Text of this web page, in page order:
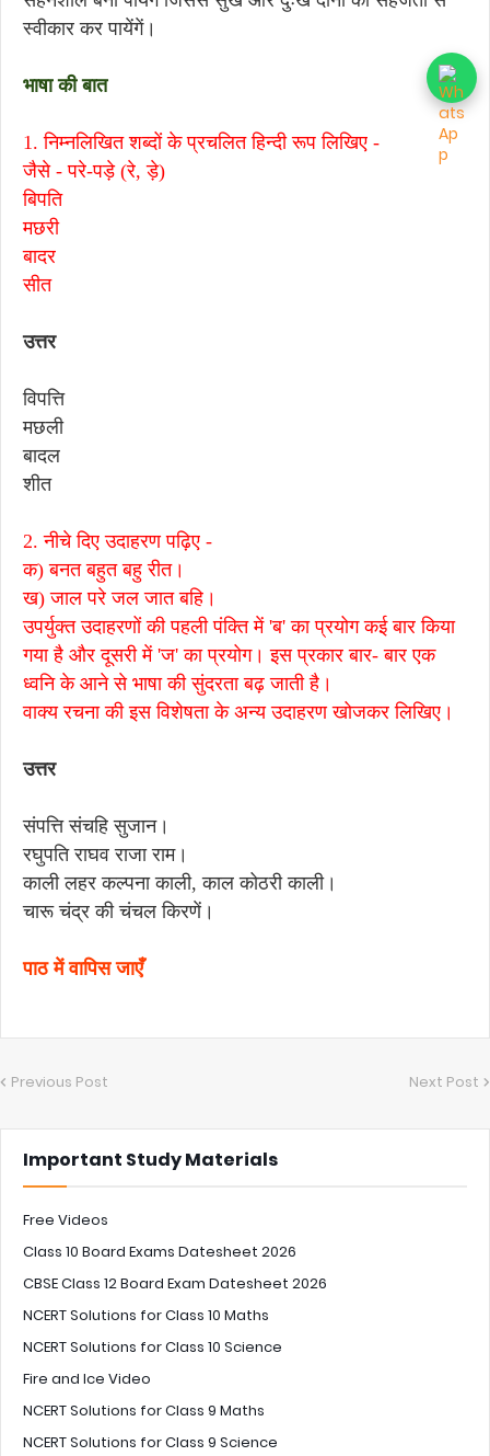
स्वीकार कर पायेंगें।
भाषा की बात
1. निम्नलिखित शब्दों के प्रचलित हिन्दी रूप लिखिए -
जैसे - परे-पड़े (रे, ड़े)
बिपति
मछरी
बादर
सीत
उत्तर
विपत्ति
मछली
बादल
शीत
2. नीचे दिए उदाहरण पढ़िए -
क) बनत बहुत बहु रीत।
ख) जाल परे जल जात बहि।
उपर्युक्त उदाहरणों की पहली पंक्ति में 'ब' का प्रयोग कई बार किया
गया है और दूसरी में 'ज' का प्रयोग। इस प्रकार बार- बार एक
ध्वनि के आने से भाषा की सुंदरता बढ़ जाती है।
वाक्य रचना की इस विशेषता के अन्य उदाहरण खोजकर लिखिए।
उत्तर
संपत्ति संचहि सुजान।
रघुपति राघव राजा राम।
काली लहर कल्पना काली, काल कोठरी काली।
चारू चंद्र की चंचल किरणें।
पाठ में वापिस जाएँ
Previous Post Next Post
Important Study Materials
Free Videos
Class 10 Board Exams Datesheet 2026
CBSE Class 12 Board Exam Datesheet 2026
NCERT Solutions for Class 10 Maths
NCERT Solutions for Class 10 Science
Fire and Ice Video
NCERT Solutions for Class 9 Maths
NCERT Solutions for Class 9 Science